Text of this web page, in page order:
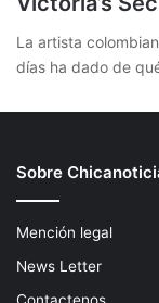
La artista
días ha dado de
Sobre
Mención legal
News Letter